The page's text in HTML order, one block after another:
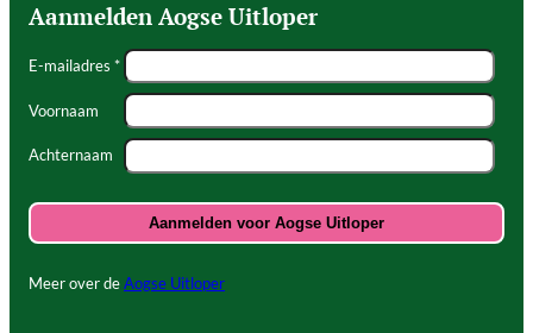
Aanmelden Aogse Uitloper
E-mailadres *
Voornaam
Achternaam
Meer over deAogse Uitloper